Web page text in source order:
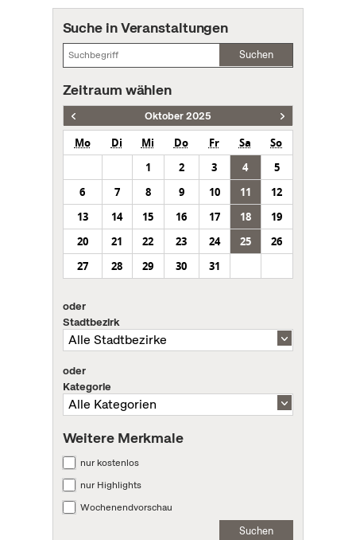
Suche in Veranstaltungen
Suchen
Zeitraum wählen
Oktober 2025
Mo Di Mi Do Fr Sa
So
1
2 3 4
5
6
7 8 9 10 11
12
13
14 15 16 17 18
19
20
21 22 23 24 25
26
27
28 29 30 31
oder
Stadtbezirk
oder
Kategorie
Weitere Merkmale
nur kostenlos
nur Highlights
Wochenendvorschau
Suchen